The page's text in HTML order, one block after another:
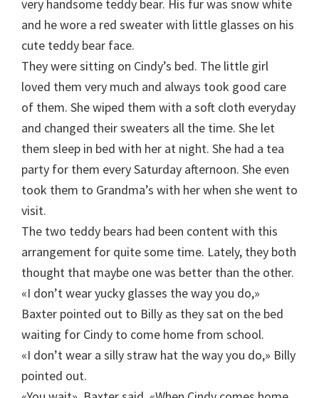
very handsome teddy bear. His fur was snow white
and he wore a red sweater with little glasses on his
cute teddy bear face.
They were sitting on Cindy’s bed. The little girl
loved them very much and always took good care
of them. She wiped them with a soft cloth everyday
and changed their sweaters all the time. She let
them sleep in bed with her at night. She had a tea
party for them every Saturday afternoon. She even
took them to Grandma’s with her when she went to
visit.
The two teddy bears had been content with this
arrangement for quite some time. Lately, they both
thought that maybe one was better than the other.
«I don’t wear yucky glasses the way you do,»
Baxter pointed out to Billy as they sat on the bed
waiting for Cindy to come home from school.
«I don’t wear a silly straw hat the way you do,» Billy
pointed out.